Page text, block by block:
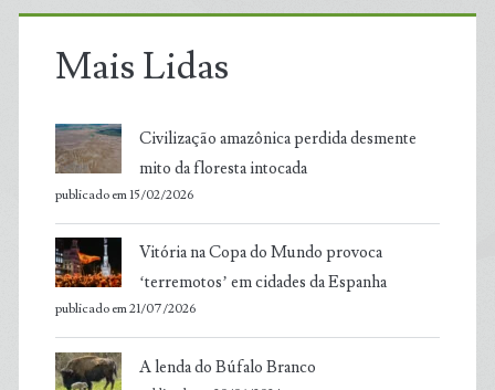
Mais Lidas
Civilização amazônica perdida desmente
mito da floresta intocada
publicado em 15/02/2026
Vitória na Copa do Mundo provoca
‘terremotos’ em cidades da Espanha
publicado em 21/07/2026
A lenda do Búfalo Branco